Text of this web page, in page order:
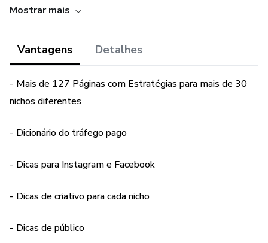
- Dicas de público
Mostrar mais
Vantagens Detalhes
- Mais de 127 Páginas com Estratégias para mais de 30
nichos diferentes
- Dicionário do tráfego pago
- Dicas para Instagram e Facebook
- Dicas de criativo para cada nicho
- Dicas de público